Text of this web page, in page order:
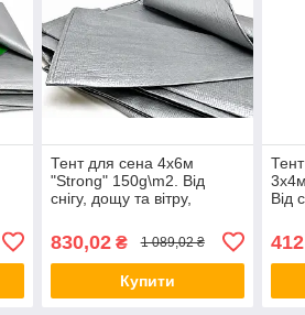
Тент для сена 4х6м
"Strong" 150g\m2. Від
снігу, дощу та вітру,
Полог. Сірий.
830,02₴ 1 089,02 ₴
Купити
Від
412